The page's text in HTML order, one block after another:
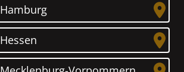
Hamburg
Hessen